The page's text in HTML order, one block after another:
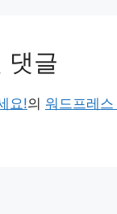
댓글
요!의 워드프레